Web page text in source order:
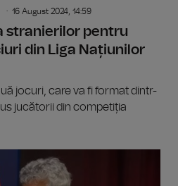
16 August 2024, 14:59
stranierilor pentru
din Liga Națiunilor
jocuri, care va fi format dintr-
jucătorii din competiția